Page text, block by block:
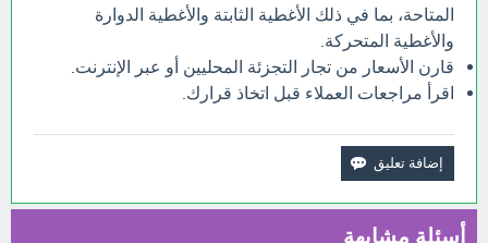
المتاحة، بما في ذلك الأغطية الثابتة والأغطية الدوارة
والأغطية المتحركة.
قارن الأسعار من تجار التجزئة المحليين أو عبر الإنترنت.
اقرأ مراجعات العملاء قبل اتخاذ قرارك.
أسئلة مشابهة